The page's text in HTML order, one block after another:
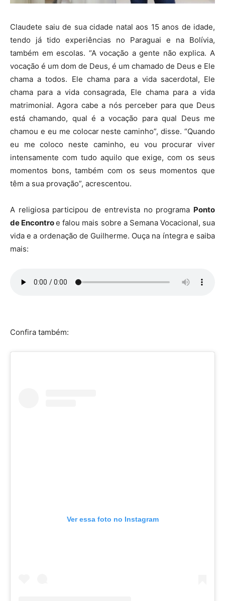
Claudete saiu de sua cidade natal aos 15 anos de idade,
tendo já tido experiências no Paraguai e na Bolívia,
também em escolas. “A vocação a gente não explica. A
vocação é um dom de Deus, é um chamado de Deus e Ele
chama a todos. Ele chama para a vida sacerdotal, Ele
chama para a vida consagrada, Ele chama para a vida
matrimonial. Agora cabe a nós perceber para que Deus
está chamando, qual é a vocação para qual Deus me
chamou e eu me colocar neste caminho”, disse. “Quando
eu me coloco neste caminho, eu vou procurar viver
intensamente com tudo aquilo que exige, com os seus
momentos bons, também com os seus momentos que
têm a sua provação”, acrescentou.
A religiosa participou de entrevista no programa Ponto
de Encontroe falou mais sobre a Semana Vocacional, sua
vida e a ordenação de Guilherme. Ouça na íntegra e saiba
mais:
Confira também:
Ver essa foto no Instagram